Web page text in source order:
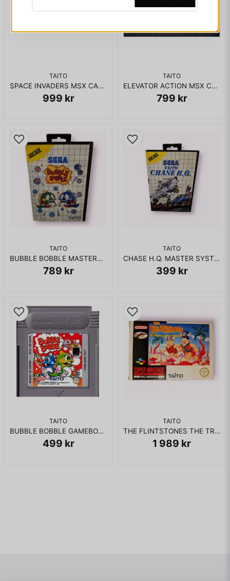
TAITO
SPACE INVADERS MSX CART
999 kr
TAITO
ELEVATOR ACTION MSX CART
799 kr
TAITO
BUBBLE BOBBLE MASTERSYSTEM
789 kr
TAITO
CHASE H.Q. MASTER SYSTEM
399 kr
TAITO
BUBBLE BOBBLE GAMEBOY SCN
499 kr
TAITO
THE FLINTSTONES THE TREASURE OF SIERRA MADROCK SNES SCN
1 989 kr